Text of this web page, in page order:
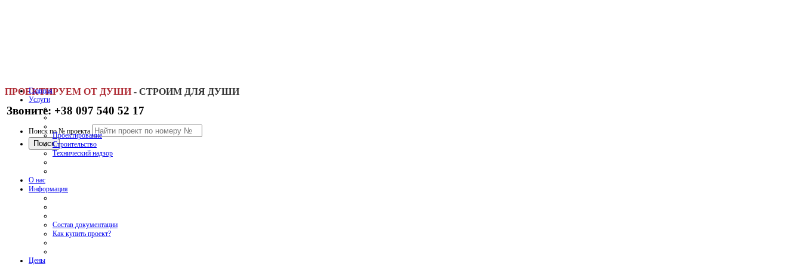
ПРОЕКТИРУЕМ ОТ ДУШИ - СТРОИМ ДЛЯ ДУШИ
Звоните: +38 097 540 52 17
Поиск по № проекта
Главная
Услуги
Проектирование
Строительство
Технический надзор
О нас
Информация
Состав документации
Как купить проект?
Цены